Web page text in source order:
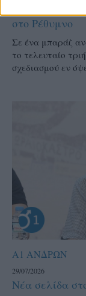
στο Ρέθυμνο
Σε ένα μπαράζ
το τελευταίο
σχεδιασμού εν
Α1 ΑΝΔΡΩΝ
29/07/2026
Νέα σελίδα